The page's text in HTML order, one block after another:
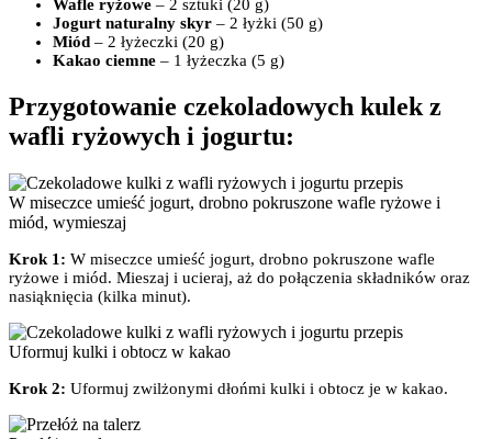
Wafle ryżowe – 2 sztuki (20 g)
Jogurt naturalny skyr – 2 łyżki (50 g)
Miód – 2 łyżeczki (20 g)
Kakao ciemne – 1 łyżeczka (5 g)
Przygotowanie czekoladowych kulek z
wafli ryżowych i jogurtu:
W miseczce umieść jogurt, drobno pokruszone wafle ryżowe i
miód, wymieszaj
Krok 1: W miseczce umieść jogurt, drobno pokruszone wafle
ryżowe i miód. Mieszaj i ucieraj, aż do połączenia składników oraz
nasiąknięcia (kilka minut).
Uformuj kulki i obtocz w kakao
Krok 2: Uformuj zwilżonymi dłońmi kulki i obtocz je w kakao.